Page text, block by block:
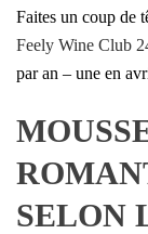
Faites un coup de
Feely Wine Club
par an – une en
SELON